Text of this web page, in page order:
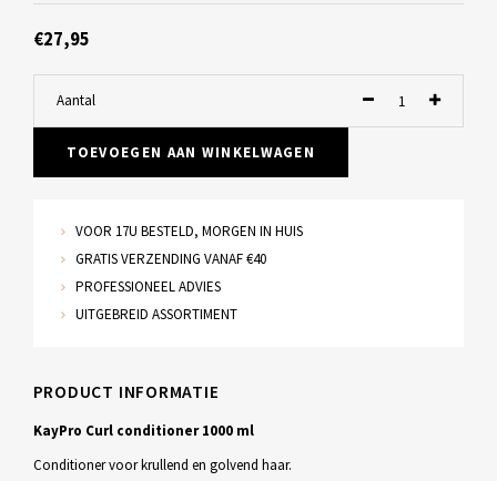
€27,95
Aantal
TOEVOEGEN AAN WINKELWAGEN
VOOR 17U BESTELD, MORGEN IN HUIS
GRATIS VERZENDING VANAF €40
PROFESSIONEEL ADVIES
UITGEBREID ASSORTIMENT
PRODUCT INFORMATIE
KayPro Curl conditioner 1000 ml
Conditioner voor krullend en golvend haar.